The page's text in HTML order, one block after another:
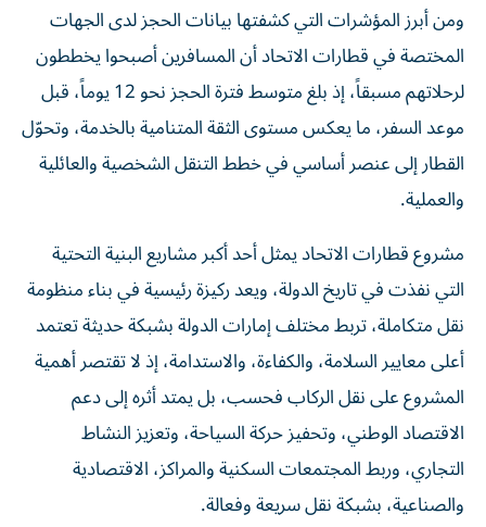
ومن أبرز المؤشرات التي كشفتها بيانات الحجز لدى الجهات
المختصة في قطارات الاتحاد أن المسافرين أصبحوا يخططون
لرحلاتهم مسبقاً، إذ بلغ متوسط فترة الحجز نحو 12 يوماً، قبل
موعد السفر، ما يعكس مستوى الثقة المتنامية بالخدمة، وتحوّل
القطار إلى عنصر أساسي في خطط التنقل الشخصية والعائلية
والعملية.
مشروع قطارات الاتحاد يمثل أحد أكبر مشاريع البنية التحتية
التي نفذت في تاريخ الدولة، ويعد ركيزة رئيسية في بناء منظومة
نقل متكاملة، تربط مختلف إمارات الدولة بشبكة حديثة تعتمد
أعلى معايير السلامة، والكفاءة، والاستدامة، إذ لا تقتصر أهمية
المشروع على نقل الركاب فحسب، بل يمتد أثره إلى دعم
الاقتصاد الوطني، وتحفيز حركة السياحة، وتعزيز النشاط
التجاري، وربط المجتمعات السكنية والمراكز، الاقتصادية
والصناعية، بشبكة نقل سريعة وفعالة.